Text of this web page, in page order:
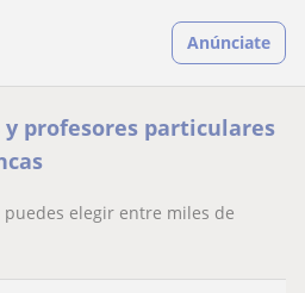
Anúnciate
profesores particulares
elegir entre miles de